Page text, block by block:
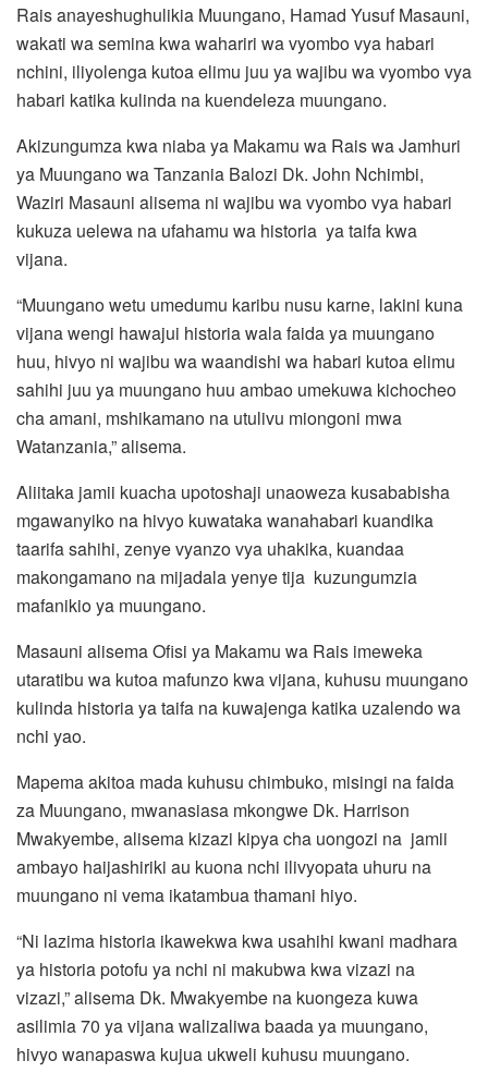
Rais anayeshughulikia Muungano, Hamad Yusuf Masauni,
wakati wa semina kwa wahariri wa vyombo vya habari
nchini, iliyolenga kutoa elimu juu ya wajibu wa vyombo vya
habari katika kulinda na kuendeleza muungano.
Akizungumza kwa niaba ya Makamu wa Rais wa Jamhuri
ya Muungano wa Tanzania Balozi Dk. John Nchimbi,
Waziri Masauni alisema ni wajibu wa vyombo vya habari
kukuza uelewa na ufahamu wa historia ya taifa kwa
vijana.
“Muungano wetu umedumu karibu nusu karne, lakini kuna
vijana wengi hawajui historia wala faida ya muungano
huu, hivyo ni wajibu wa waandishi wa habari kutoa elimu
sahihi juu ya muungano huu ambao umekuwa kichocheo
cha amani, mshikamano na utulivu miongoni mwa
Watanzania,” alisema.
Aliitaka jamii kuacha upotoshaji unaoweza kusababisha
mgawanyiko na hivyo kuwataka wanahabari kuandika
taarifa sahihi, zenye vyanzo vya uhakika, kuandaa
makongamano na mijadala yenye tija kuzungumzia
mafanikio ya muungano.
Masauni alisema Ofisi ya Makamu wa Rais imeweka
utaratibu wa kutoa mafunzo kwa vijana, kuhusu muungano
kulinda historia ya taifa na kuwajenga katika uzalendo wa
nchi yao.
Mapema akitoa mada kuhusu chimbuko, misingi na faida
za Muungano, mwanasiasa mkongwe Dk. Harrison
Mwakyembe, alisema kizazi kipya cha uongozi na jamii
ambayo haijashiriki au kuona nchi ilivyopata uhuru na
muungano ni vema ikatambua thamani hiyo.
“Ni lazima historia ikawekwa kwa usahihi kwani madhara
ya historia potofu ya nchi ni makubwa kwa vizazi na
vizazi,” alisema Dk. Mwakyembe na kuongeza kuwa
asilimia 70 ya vijana walizaliwa baada ya muungano,
hivyo wanapaswa kujua ukweli kuhusu muungano.